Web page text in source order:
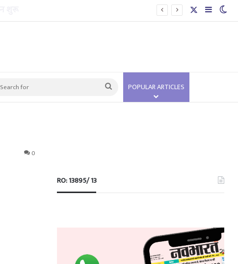
Sidebar
Search
for
POPULAR ARTICLES
0
RO: 13895/ 13